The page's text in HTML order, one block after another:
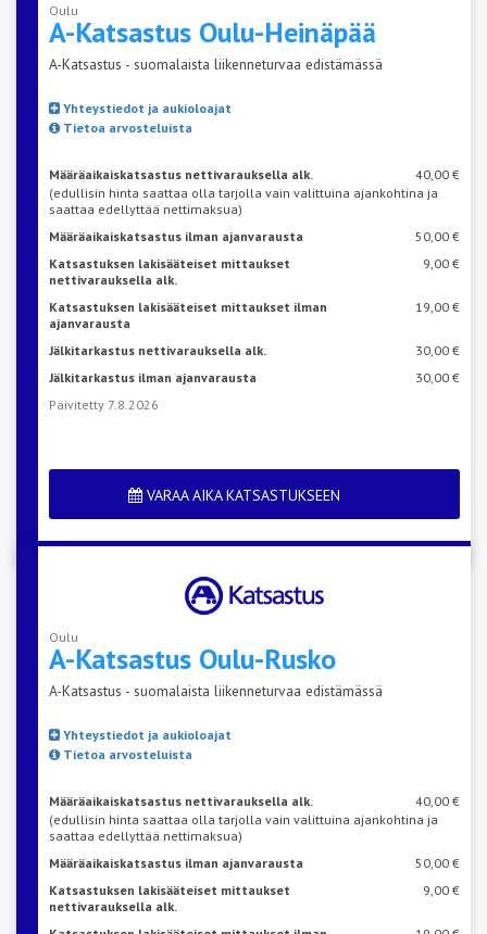
Oulu
A-Katsastus Oulu-Heinäpää
A-Katsastus - suomalaista liikenneturvaa edistämässä
Yhteystiedot ja aukioloajat
Tietoa arvosteluista
Määräaikaiskatsastus nettivarauksella alk.
40,00 €
(edullisin hinta saattaa olla tarjolla vain valittuina ajankohtina ja
saattaa edellyttää nettimaksua)
Määräaikaiskatsastus ilman ajanvarausta
50,00 €
Katsastuksen lakisääteiset mittaukset
nettivarauksella alk.
9,00 €
Katsastuksen lakisääteiset mittaukset ilman
ajanvarausta
19,00 €
Jälkitarkastus nettivarauksella alk.
30,00 €
Jälkitarkastus ilman ajanvarausta
30,00 €
Päivitetty 7.8.2026
VARAA AIKA KATSASTUKSEEN
Oulu
A-Katsastus Oulu-Rusko
A-Katsastus - suomalaista liikenneturvaa edistämässä
Yhteystiedot ja aukioloajat
Tietoa arvosteluista
Määräaikaiskatsastus nettivarauksella alk.
40,00 €
(edullisin hinta saattaa olla tarjolla vain valittuina ajankohtina ja
saattaa edellyttää nettimaksua)
Määräaikaiskatsastus ilman ajanvarausta
50,00 €
Katsastuksen lakisääteiset mittaukset
nettivarauksella alk.
9,00 €